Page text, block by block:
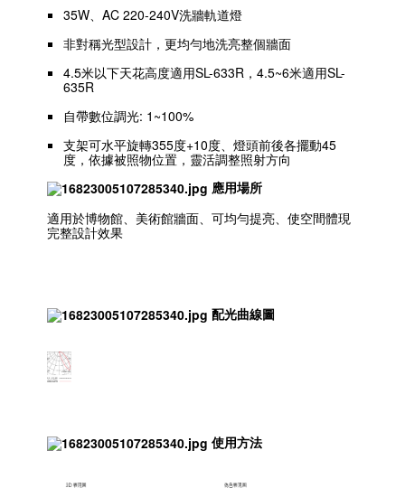
35W、AC 220-240V洗牆軌道燈
非對稱光型設計，更均勻地洗亮整個牆面
4.5米以下天花高度適用SL-633R，4.5~6米適用SL-
635R
自帶數位調光: 1~100%
支架可水平旋轉355度+10度、燈頭前後各擺動45
度，依據被照物位置，靈活調整照射方向
應用場所
適用於博物館、美術館牆面、可均勻提亮、使空間體現
完整設計效果
配光曲線圖
使用方法